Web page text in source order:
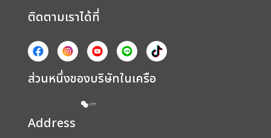
ติดตามเราได้ที่
ส่วนหนึ่งของบริษัทในเครือ
Address